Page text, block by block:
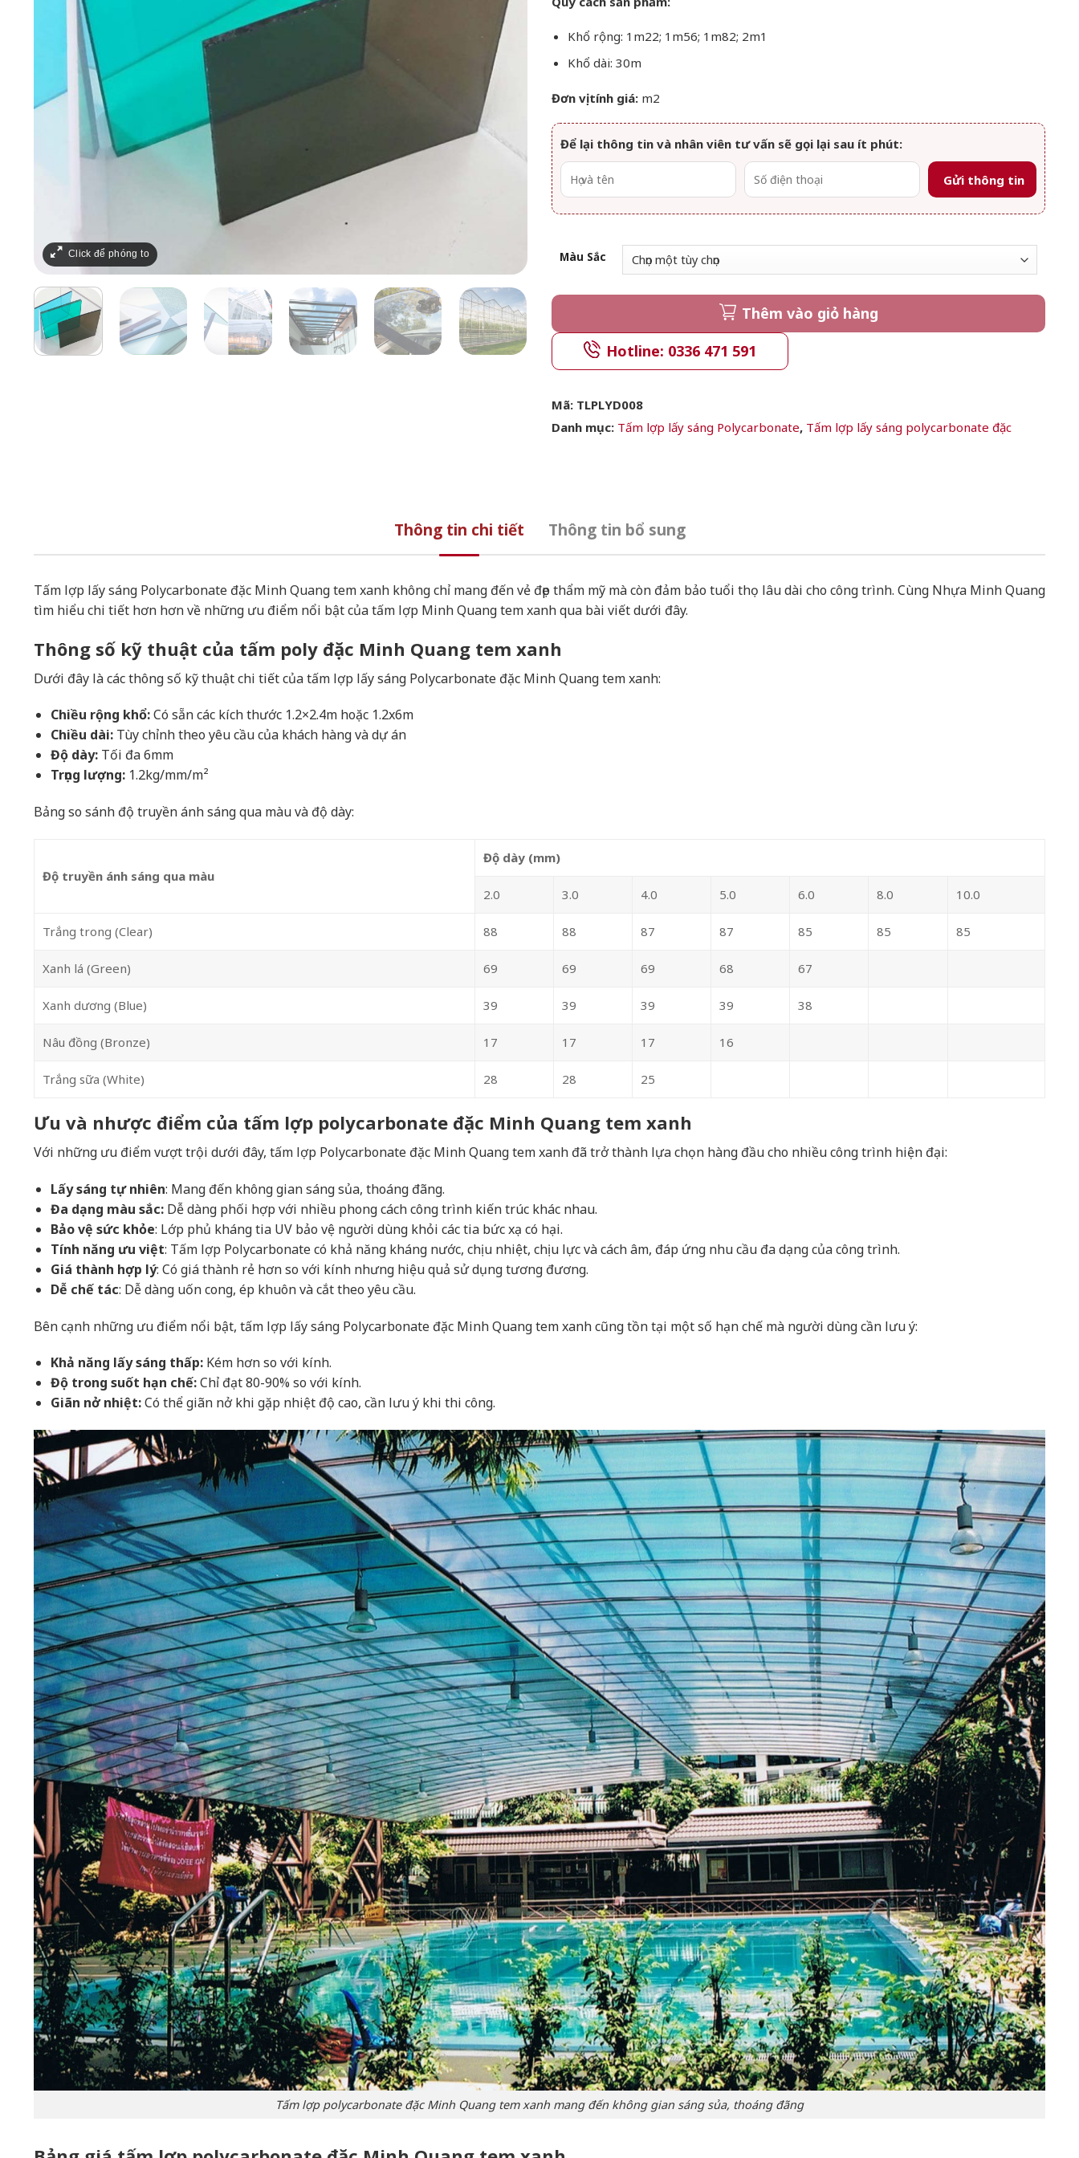
Khổ rộng: 1m22; 1m56; 1m82; 2m1
Khổ dài: 30m
Đơn vị tính giá: m2
Để lại thông tin và nhân viên tư vấn sẽ gọi lại sau ít phút:
Màu Sắc
Thêm vào giỏ hàng
Hotline: 0336 471 591
Mã: TLPLYD008
Danh mục: Tấm lợp lấy sáng Polycarbonate, Tấm lợp lấy sáng polycarbonate đặc
Thông tin chi tiết Thông tin bổ sung
Tấm lợp lấy sáng Polycarbonate đặc Minh Quang tem xanh không chỉ mang đến vẻ đẹp thẩm mỹ mà còn đảm bảo tuổi thọ lâu dài cho công trình. Cùng Nhựa Minh Quang
tìm hiểu chi tiết hơn hơn về những ưu điểm nổi bật của tấm lợp Minh Quang tem xanh qua bài viết dưới đây.
Thông số kỹ thuật của tấm poly đặc Minh Quang tem xanh
Dưới đây là các thông số kỹ thuật chi tiết của tấm lợp lấy sáng Polycarbonate đặc Minh Quang tem xanh:
Chiều rộng khổ:Có sẵn các kích thước 1.2×2.4m hoặc 1.2x6m
Chiều dài:Tùy chỉnh theo yêu cầu của khách hàng và dự án
Độ dày:Tối đa 6mm
Trọng lượng:1.2kg/mm/m²
Bảng so sánh độ truyền ánh sáng qua màu và độ dày:
Độ truyền ánh sáng qua màu
Độ dày (mm)
2.0 3.0 4.0 5.0 6.0 8.0 10.0
Trắng trong (Clear) 88 88 87 87 85 85 85
Xanh lá (Green) 69 69 69 68 67
Xanh dương (Blue) 39 39 39 39 38
Nâu đồng (Bronze) 17 17 17 16
Trắng sữa (White) 28 28 25
Ưu và nhược điểm của tấm lợp polycarbonate đặc Minh Quang tem xanh
Với những ưu điểm vượt trội dưới đây, tấm lợp Polycarbonate đặc Minh Quang tem xanh đã trở thành lựa chọn hàng đầu cho nhiều công trình hiện đại:
Lấy sáng tự nhiên: Mang đến không gian sáng sủa, thoáng đãng.
Đa dạng màu sắc:Dễ dàng phối hợp với nhiều phong cách công trình kiến trúc khác nhau.
Bảo vệ sức khỏe: Lớp phủ kháng tia UV bảo vệ người dùng khỏi các tia bức xạ có hại.
Tính năng ưu việt: Tấm lợp Polycarbonate có khả năng kháng nước, chịu nhiệt, chịu lực và cách âm, đáp ứng nhu cầu đa dạng của công trình.
Giá thành hợp lý: Có giá thành rẻ hơn so với kính nhưng hiệu quả sử dụng tương đương.
Dễ chế tác: Dễ dàng uốn cong, ép khuôn và cắt theo yêu cầu.
Bên cạnh những ưu điểm nổi bật, tấm lợp lấy sáng Polycarbonate đặc Minh Quang tem xanh cũng tồn tại một số hạn chế mà người dùng cần lưu ý:
Khả năng lấy sáng thấp:Kém hơn so với kính.
Độ trong suốt hạn chế:Chỉ đạt 80-90% so với kính.
Giãn nở nhiệt:Có thể giãn nở khi gặp nhiệt độ cao, cần lưu ý khi thi công.
Tấm lợp polycarbonate đặc Minh Quang tem xanh mang đến không gian sáng sủa, thoáng đãng